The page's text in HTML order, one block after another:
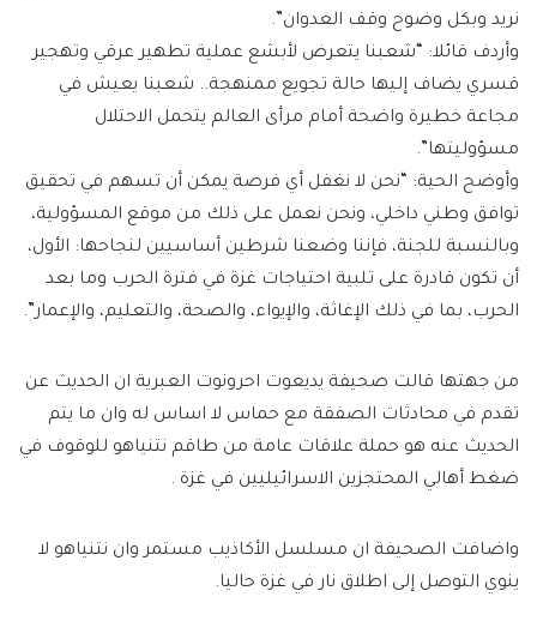
نريد وبكل وضوح وقف العدوان”.
وأردف قائلا: “شعبنا يتعرض لأبشع عملية تطهير عرقي وتهجير
قسري يضاف إليها حالة تجويع ممنهجة.. شعبنا يعيش في
مجاعة خطيرة واضحة أمام مرأى العالم يتحمل الاحتلال
مسؤوليتها”.
وأوضح الحية: “نحن لا نغفل أي فرصة يمكن أن تسهم في تحقيق
توافق وطني داخلي، ونحن نعمل على ذلك من موقع المسؤولية،
وبالنسبة للجنة، فإننا وضعنا شرطين أساسيين لنجاحها: الأول،
أن تكون قادرة على تلبية احتياجات غزة في فترة الحرب وما بعد
الحرب، بما في ذلك الإغاثة، والإيواء، والصحة، والتعليم، والإعمار”.
من جهتها قالت صحيفة يديعوت احرونوت العبرية ان الحديث عن
تقدم في محادثات الصفقة مع حماس لا اساس له وان ما يتم
الحديث عنه هو حملة علاقات عامة من طاقم نتنياهو للوقوف في
ضغط أهالي المحتجزين الاسرائيليين في غزة .
واضافت الصحيفة ان مسلسل الأكاذيب مستمر وان نتنياهو لا
ينوي التوصل إلى اطلاق نار في غزة حاليا.